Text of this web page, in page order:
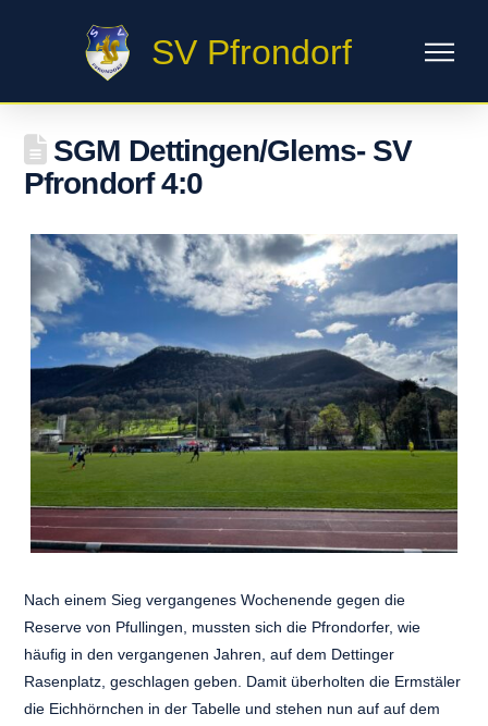
SV Pfrondorf
SGM Dettingen/Glems- SV
Pfrondorf 4:0
Nach einem Sieg vergangenes Wochenende gegen die
Reserve von Pfullingen, mussten sich die Pfrondorfer, wie
häufig in den vergangenen Jahren, auf dem Dettinger
Rasenplatz, geschlagen geben. Damit überholten die Ermstäler
die Eichhörnchen in der Tabelle und stehen nun auf auf dem